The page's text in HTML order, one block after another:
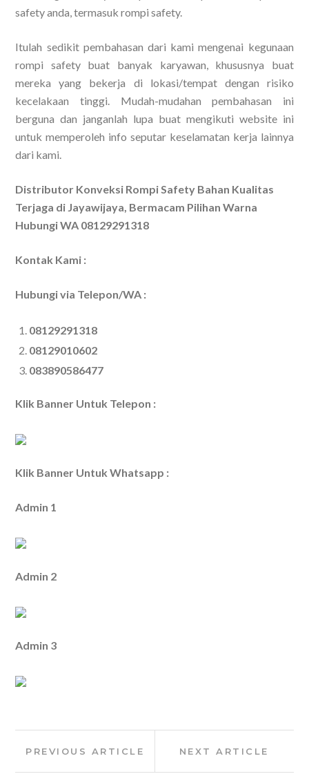
safety anda, termasuk rompi safety.
Itulah sedikit pembahasan dari kami mengenai kegunaan
rompi safety buat banyak karyawan, khususnya buat
mereka yang bekerja di lokasi/tempat dengan risiko
kecelakaan tinggi. Mudah-mudahan pembahasan ini
berguna dan janganlah lupa buat mengikuti website ini
untuk memperoleh info seputar keselamatan kerja lainnya
dari kami.
Distributor Konveksi Rompi Safety Bahan Kualitas
Terjaga di Jayawijaya, Bermacam Pilihan Warna
Hubungi WA 08129291318
Kontak Kami :
Hubungi via Telepon/WA :
08129291318
08129010602
083890586477
Klik Banner Untuk Telepon :
Klik Banner Untuk Whatsapp :
Admin 1
Admin 2
Admin 3
navigation
PREVIOUS ARTICLE NEXT ARTICLE